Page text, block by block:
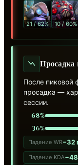
21 / 62% 10 / 60%
Просадка
После пиковой
просадка —
сессии.
68%
36%
Падение WR−32
Падение KDA